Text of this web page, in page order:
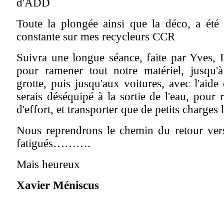
d'ADD
Toute la plongée ainsi que la déco, a été
constante sur mes recycleurs CCR
Suivra une longue séance, faite par Yves,
pour ramener tout notre matériel,
grotte, puis jusqu'aux voitures, avec l'aide
serais déséquipé à la sortie de l'eau, pour
d'effort, et transporter que de petits charges
Nous reprendrons le chemin du retour
fatigués……….
Mais heureux
Xavier Méniscus